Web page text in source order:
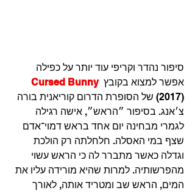
סיפור נהדר וקריפי עוד יותר על כפילה
אפשר למצוא בקובץ Cursed Bunny
(2017) של הסופרת הדרום קוריאנית בורה
צ׳אנג. בסיפור ״הראש״, אישה רגילה
לגמרי מבחינה יום אחד בראש דמוי־אדם
שצף במי האסלה. חלחלתה רק הולכת
וגדלה כאשר מתברר לה כי הראש עשוי
מהפרשותיה. למרות שהיא מורידה עליו את
המים, הראש שב ומטריד אותה, לאורך